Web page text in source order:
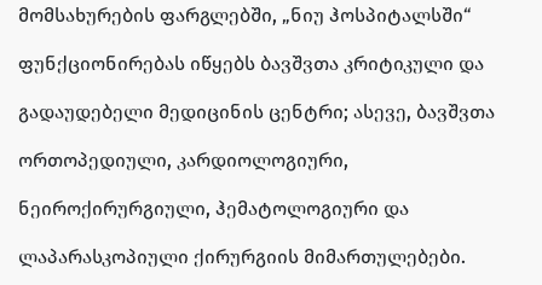
მომსახურების ფარგლებში, „ნიუ ჰოსპიტალსში“
ფუნქციონირებას იწყებს ბავშვთა კრიტიკული და
გადაუდებელი მედიცინის ცენტრი; ასევე, ბავშვთა
ორთოპედიული, კარდიოლოგიური,
ნეიროქირურგიული, ჰემატოლოგიური და
ლაპარასკოპიული ქირურგიის მიმართულებები.